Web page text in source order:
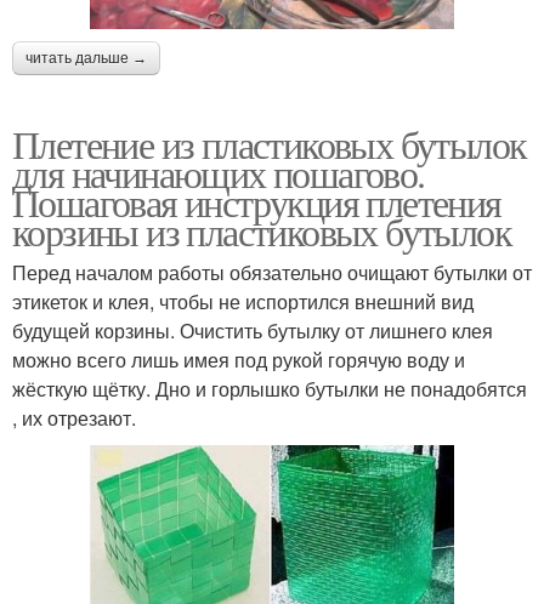
читать дальше →
Плетение из пластиковых бутылок
для начинающих пошагово.
Пошаговая инструкция плетения
корзины из пластиковых бутылок
Перед началом работы обязательно очищают бутылки от
этикеток и клея, чтобы не испортился внешний вид
будущей корзины. Очистить бутылку от лишнего клея
можно всего лишь имея под рукой горячую воду и
жёсткую щётку. Дно и горлышко бутылки не понадобятся
, их отрезают.